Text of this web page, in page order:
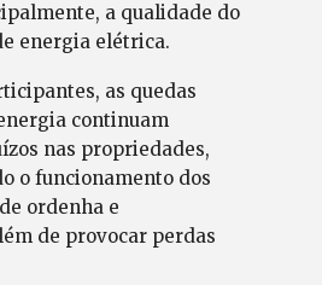
a qualidade do
energia elétrica.
as quedas
continuam
nas propriedades,
o funcionamento dos
ordenha e
de provocar perdas